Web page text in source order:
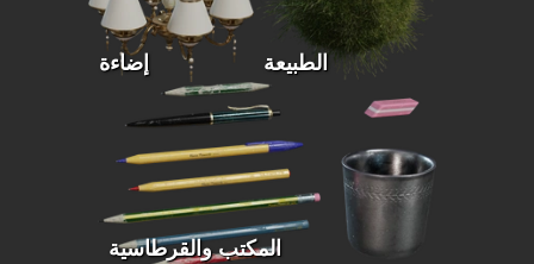
إضاءة الطبيعة
المكتب والقرطاسية